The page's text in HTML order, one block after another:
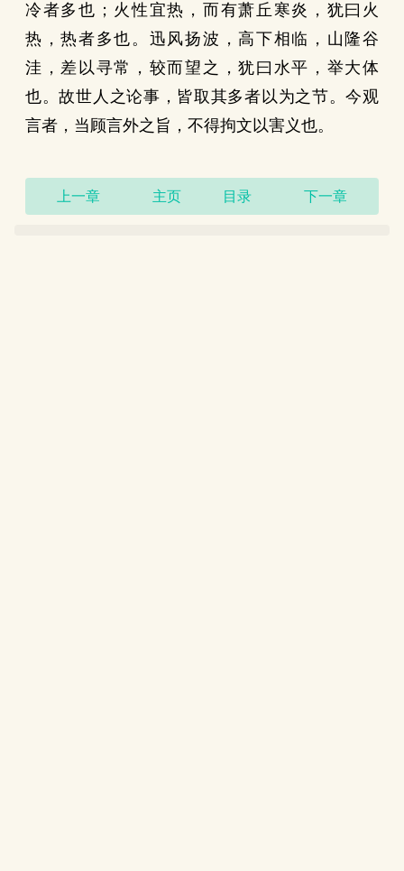
冷者多也；火性宜热，而有萧丘寒炎，犹曰火
热，热者多也。迅风扬波，高下相临，山隆谷
洼，差以寻常，较而望之，犹曰水平，举大体
也。故世人之论事，皆取其多者以为之节。今观
言者，当顾言外之旨，不得拘文以害义也。
上一章 主页 目录 下一章